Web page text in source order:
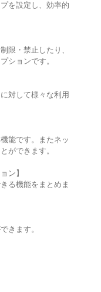
を設定し、効率的
限・禁止したり、
ションです。
対して様々な利用
能です。またネッ
ができます。
ン】
る機能をまとめま
きます。